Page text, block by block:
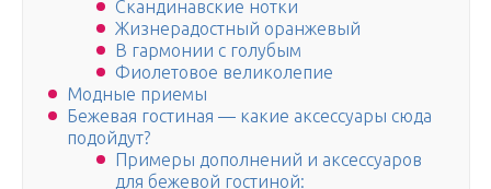
Скандинавские нотки
Жизнерадостный оранжевый
В гармонии с голубым
Фиолетовое великолепие
Модные приемы
Бежевая гостиная — какие аксессуары сюда
подойдут?
Примеры дополнений и аксессуаров
для бежевой гостиной: